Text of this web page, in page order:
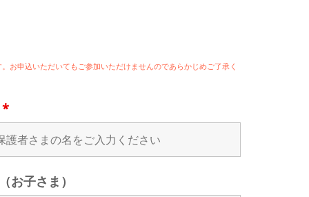
お申込いただいてもご参加いただけませんのであらかじめご了承く
*
お子さま）